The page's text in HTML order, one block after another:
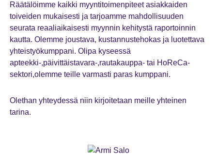
Räätälöimme kaikki myyntitoimenpiteet asiakkaiden
toiveiden mukaisesti ja tarjoamme mahdollisuuden
seurata reaaliaikaisesti myynnin kehitystä raportoinnin
kautta. Olemme joustava, kustannustehokas ja luotettava
yhteistyökumppani. Olipa kyseessä
apteekki-,päivittäistavara-,rautakauppa- tai HoReCa-
sektori,olemme teille varmasti paras kumppani.
Olethan yhteydessä niin kirjoitetaan meille yhteinen
tarina.